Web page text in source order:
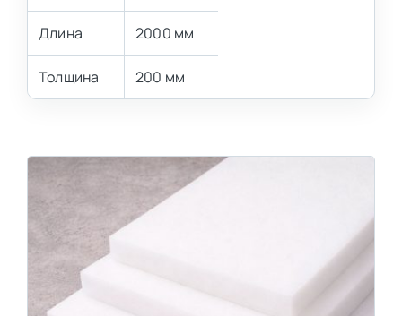
Длина 2000 мм
Толщина 200 мм